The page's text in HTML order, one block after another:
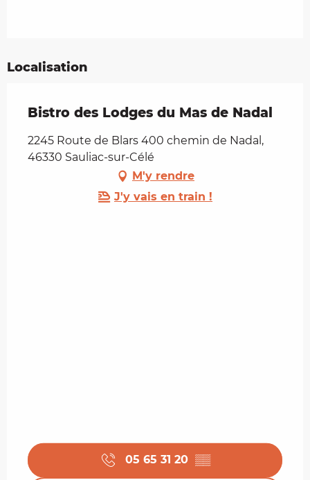
Localisation
Bistro des Lodges du Mas de Nadal
2245 Route de Blars 400 chemin de Nadal,
46330 Sauliac-sur-Célé
M'y rendre
J'y vais en train !
05 65 31 20 ▒▒